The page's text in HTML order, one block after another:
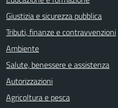
Giustizia e sicurezza pubblica
Tributi, finanze e contravvenzioni
Ambiente
Salute, benessere e assistenza
Autorizzazioni
Agricoltura e pesca